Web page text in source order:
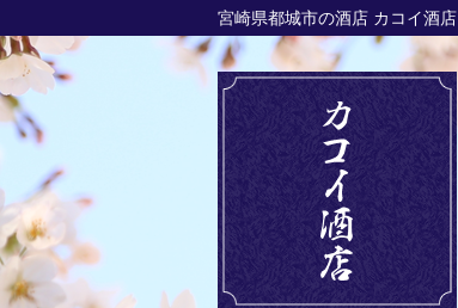
宮崎県都城市の酒店 カコイ酒店